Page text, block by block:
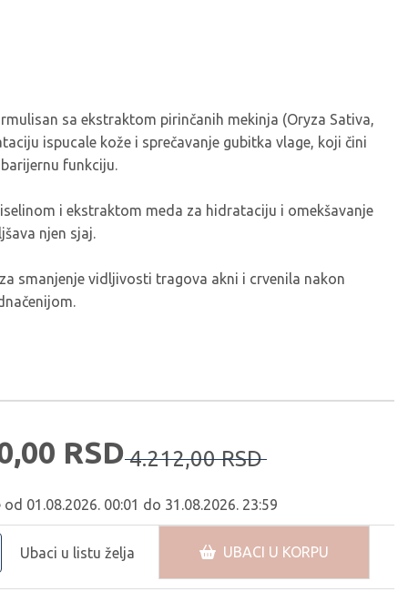
sa ekstraktom pirinčanih mekinja (Oryza Sativa,
ispucale kože i sprečavanje gubitka vlage, koji čini
funkciju.
i ekstraktom meda za hidrataciju i omekšavanje
njen sjaj.
smanjenje vidljivosti tragova akni i crvenila nakon
00 RSD 4.212,00 RSD
01.08.2026. 00:01 do 31.08.2026. 23:59
Ubaci u listu želja UBACI U KORPU